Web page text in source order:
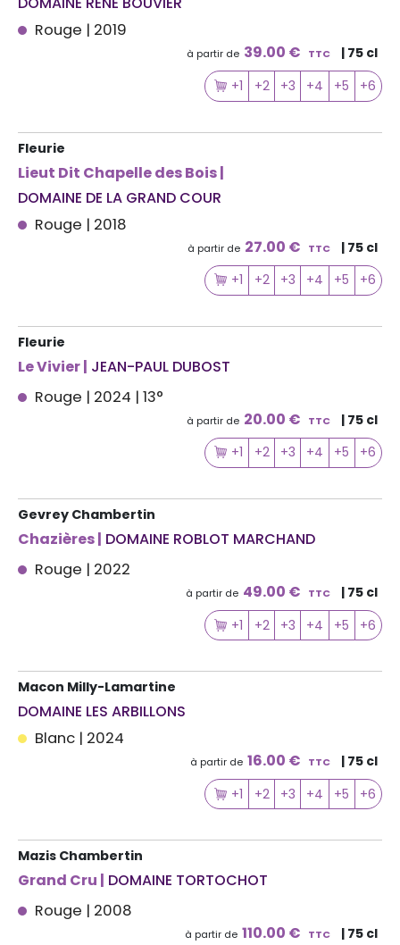
Rouge | 2019
à partir de 39.00 € TTC
| 75 cl
+1
+2 +3 +4 +5 +6
Fleurie
Lieut Dit Chapelle des Bois |
DOMAINE DE LA GRAND COUR
Rouge | 2018
à partir de 27.00 € TTC
| 75 cl
+1
+2 +3 +4 +5 +6
Fleurie
Le Vivier | JEAN-PAUL DUBOST
Rouge | 2024 | 13°
à partir de 20.00 € TTC
| 75 cl
+1
+2 +3 +4 +5 +6
Gevrey Chambertin
Chazières | DOMAINE ROBLOT MARCHAND
Rouge | 2022
à partir de 49.00 € TTC
| 75 cl
+1
+2 +3 +4 +5 +6
Macon Milly-Lamartine
DOMAINE LES ARBILLONS
Blanc | 2024
à partir de 16.00 € TTC
| 75 cl
+1
+2 +3 +4 +5 +6
Mazis Chambertin
Grand Cru | DOMAINE TORTOCHOT
Rouge | 2008
à partir de 110.00 € TTC
| 75 cl